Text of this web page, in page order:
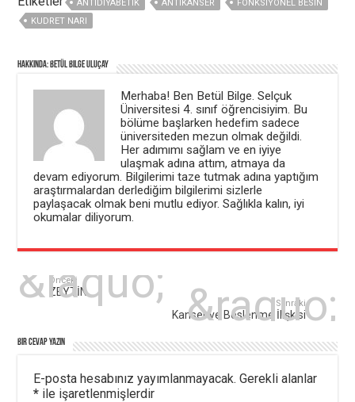
ç
ı
l
ı
r
)
ANTIDIYABETIK ANTIKANSER
FONKSIYONEL BESIN
KUDRET NARI
Hakkında: Betül Bilge Uluçay
Merhaba! Ben Betül Bilge. Selçuk
Üniversitesi 4. sınıf öğrencisiyim. Bu
bölüme başlarken hedefim sadece
üniversiteden mezun olmak değildi.
Her adımımı sağlam ve en iyiye
ulaşmak adına attım, atmaya da
devam ediyorum. Bilgilerimi taze tutmak adına yaptığım
araştırmalardan derlediğim bilgilerimi sizlerle
paylaşacak olmak beni mutlu ediyor. Sağlıkla kalın, iyi
okumalar diliyorum.
Önceki
ZEYTİN
Sonraki
Kanser ve Beslenme İlişkisi
Bir cevap yazın
E-posta hesabınız yayımlanmayacak. Gerekli alanlar
* ile işaretlenmişlerdir